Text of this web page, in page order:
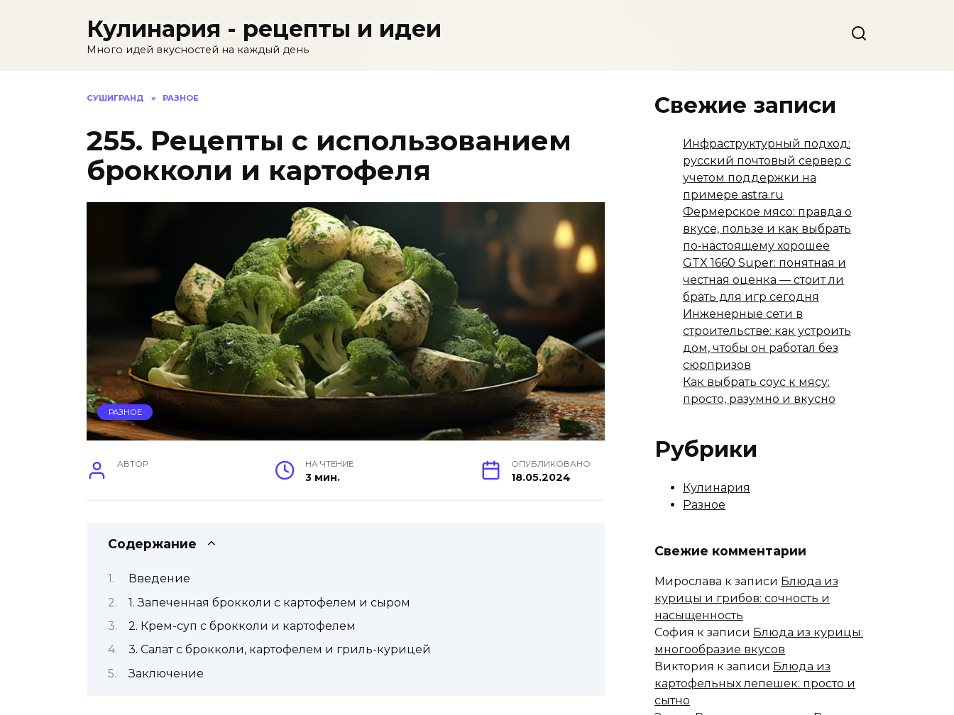
Кулинария - рецепты и идеи
Много идей вкусностей на каждый день
СУШИГРАНД » РАЗНОЕ
255. Рецепты с использованием
брокколи и картофеля
РАЗНОЕ
АВТОР НА ЧТЕНИЕ
3 мин.
ОПУБЛИКОВАНО
18.05.2024
Содержание
Введение
1. Запеченная брокколи с картофелем и сыром
2. Крем-суп с брокколи и картофелем
3. Салат с брокколи, картофелем и гриль-курицей
Заключение
Свежие записи
Инфраструктурный подход:
русский почтовый сервер с
учетом поддержки на
примере astra.ru
Фермерское мясо: правда о
вкусе, пользе и как выбрать
по‑настоящему хорошее
GTX 1660 Super: понятная и
честная оценка — стоит ли
брать для игр сегодня
Инженерные сети в
строительстве: как устроить
дом, чтобы он работал без
сюрпризов
Как выбрать соус к мясу:
просто, разумно и вкусно
Рубрики
Кулинария
Разное
Свежие комментарии
Мирослава к записи Блюда из
курицы и грибов: сочность и
насыщенность
София к записи Блюда из курицы:
многообразие вкусов
Виктория к записи Блюда из
картофельных лепешек: просто и
сытно